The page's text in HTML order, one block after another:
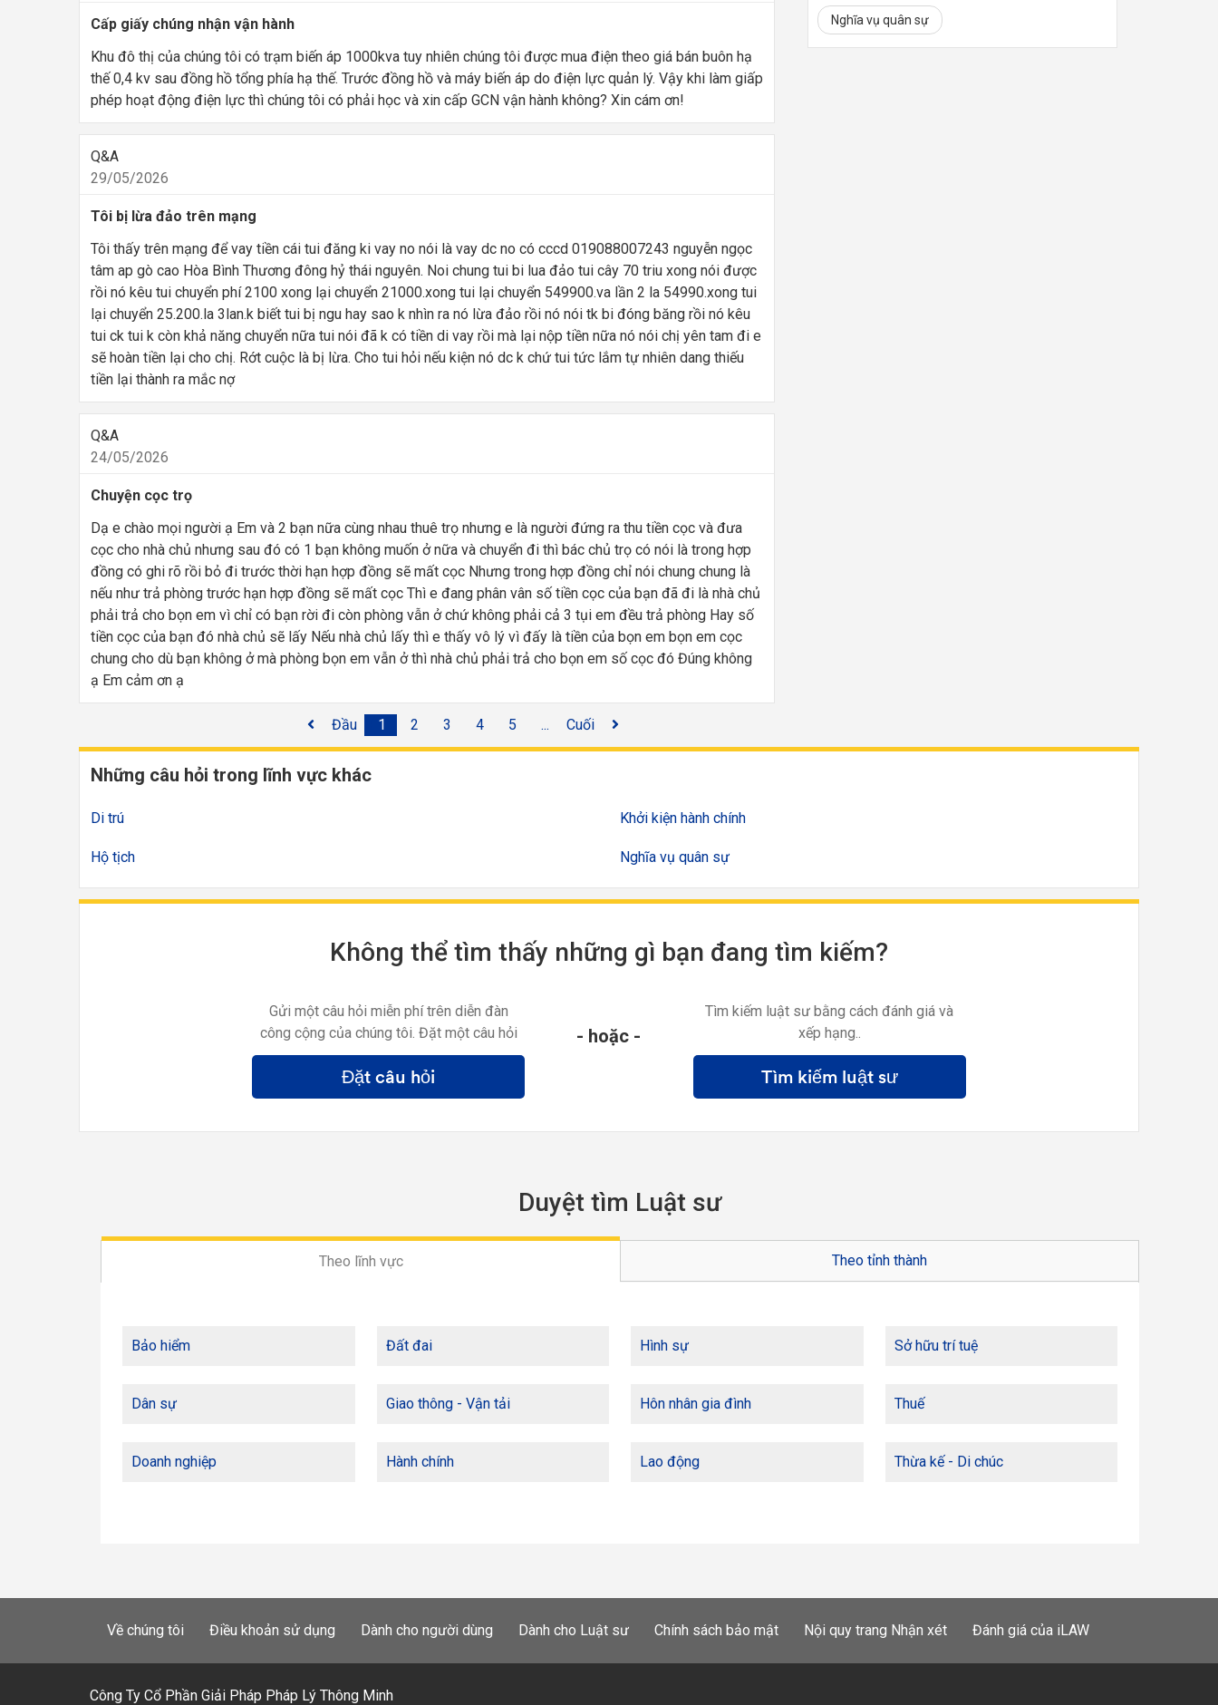
Cấp giấy chúng nhận vận hành
Khu đô thị của chúng tôi có trạm biến áp 1000kva tuy nhiên chúng tôi được mua điện theo giá bán buôn hạ
thế 0,4 kv sau đồng hồ tổng phía hạ thế. Trước đồng hồ và máy biến áp do điện lực quản lý. Vậy khi làm giấp
phép hoạt động điện lực thì chúng tôi có phải học và xin cấp GCN vận hành không? Xin cám ơn!
Q&A
29/05/2026
Tôi bị lừa đảo trên mạng
Tôi thấy trên mạng để vay tiền cái tui đăng ki vay no nói là vay dc no có cccd 019088007243 nguyễn ngọc
tâm ap gò cao Hòa Bình Thương đông hỷ thái nguyên. Noi chung tui bi lua đảo tui cây 70 triu xong nói được
rồi nó kêu tui chuyển phí 2100 xong lại chuyển 21000.xong tui lại chuyển 549900.va lần 2 la 54990.xong tui
lại chuyển 25.200.la 3lan.k biết tui bị ngu hay sao k nhìn ra nó lừa đảo rồi nó nói tk bi đóng băng rồi nó kêu
tui ck tui k còn khả năng chuyển nữa tui nói đã k có tiền di vay rồi mà lại nộp tiền nữa nó nói chị yên tam đi e
sẽ hoàn tiền lại cho chị. Rớt cuộc là bị lừa. Cho tui hỏi nếu kiện nó dc k chứ tui tức lắm tự nhiên dang thiếu
tiền lại thành ra mắc nợ
Q&A
24/05/2026
Chuyện cọc trọ
Dạ e chào mọi người ạ Em và 2 bạn nữa cùng nhau thuê trọ nhưng e là người đứng ra thu tiền cọc và đưa
cọc cho nhà chủ nhưng sau đó có 1 bạn không muốn ở nữa và chuyển đi thì bác chủ trọ có nói là trong hợp
đồng có ghi rõ rồi bỏ đi trước thời hạn hợp đồng sẽ mất cọc Nhưng trong hợp đồng chỉ nói chung chung là
nếu như trả phòng trước hạn hợp đồng sẽ mất cọc Thì e đang phân vân số tiền cọc của bạn đã đi là nhà chủ
phải trả cho bọn em vì chỉ có bạn rời đi còn phòng vẫn ở chứ không phải cả 3 tụi em đều trả phòng Hay số
tiền cọc của bạn đó nhà chủ sẽ lấy Nếu nhà chủ lấy thì e thấy vô lý vì đấy là tiền của bọn em bọn em cọc
chung cho dù bạn không ở mà phòng bọn em vẫn ở thì nhà chủ phải trả cho bọn em số cọc đó Đúng không
ạ Em cảm ơn ạ
Đầu 1 2 3 4 5 ... Cuối
Nghĩa vụ quân sự
Những câu hỏi trong lĩnh vực khác
Di trú
Hộ tịch
Khởi kiện hành chính
Nghĩa vụ quân sự
Không thể tìm thấy những gì bạn đang tìm kiếm?
Gửi một câu hỏi miễn phí trên diễn đàn
công cộng của chúng tôi. Đặt một câu hỏi
Đặt câu hỏi
- hoặc -
Tìm kiếm luật sư bằng cách đánh giá và
xếp hạng..
Tìm kiếm luật sư
Duyệt tìm Luật sư
Theo lĩnh vực Theo tỉnh thành
Bảo hiểm
Dân sự
Doanh nghiệp
Đất đai
Giao thông - Vận tải
Hành chính
Hình sự
Hôn nhân gia đình
Lao động
Sở hữu trí tuệ
Thuế
Thừa kế - Di chúc
Về chúng tôi Điều khoản sử dụng Dành cho người dùng Dành cho Luật sư Chính sách bảo mật Nội quy trang Nhận xét Đánh giá của iLAW
Công Ty Cổ Phần Giải Pháp Pháp Lý Thông Minh